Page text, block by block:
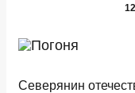
Северянин